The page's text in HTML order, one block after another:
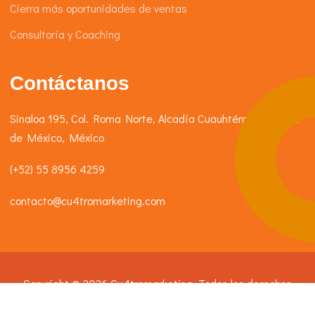
Cierra más oportunidades de ventas
Consultoría y Coaching
Contáctanos
Sinaloa 195, Col. Roma Norte, Alcadía Cuauhtémoc, Ciudad
de México, México
(+52) 55 8956 4259
contacto@cu4tromarketing.com
Copyright © 2026 Cu4tromarketing. Todos los derechos